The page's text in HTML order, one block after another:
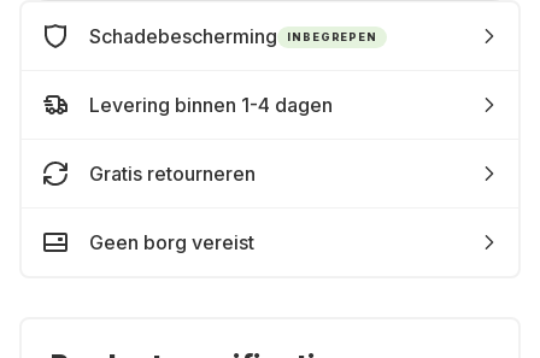
Schadebescherming INBEGREPEN
Levering binnen 1-4 dagen
Gratis retourneren
Geen borg vereist